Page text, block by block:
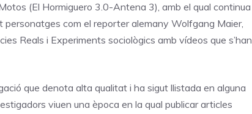
(El Hormiguero 3.0-Antena 3), amb el qual continua
personatges com el reporter alemany Wolfgang Maier,
Reals i Experiments sociològics amb vídeos que s’han
que denota alta qualitat i ha sigut llistada en alguna
viuen una època en la qual publicar articles